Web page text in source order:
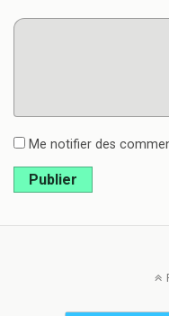
Me notifier des
Publier